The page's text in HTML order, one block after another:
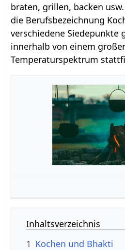
braten, grillen, backen
die Berufsbezeichnung
verschiedene Siedepunkte
innerhalb von einem
Temperaturspektrum
Inhaltsverzeichnis
1 Kochen und Bhakti